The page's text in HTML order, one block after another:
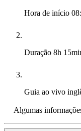
Hora de início
Duração 8h
Guia ao vivo
Algumas